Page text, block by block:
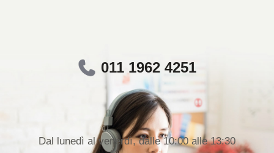
011 1962 4251
Dal lunedì al venerdì, dalle 10:00 alle 13:30